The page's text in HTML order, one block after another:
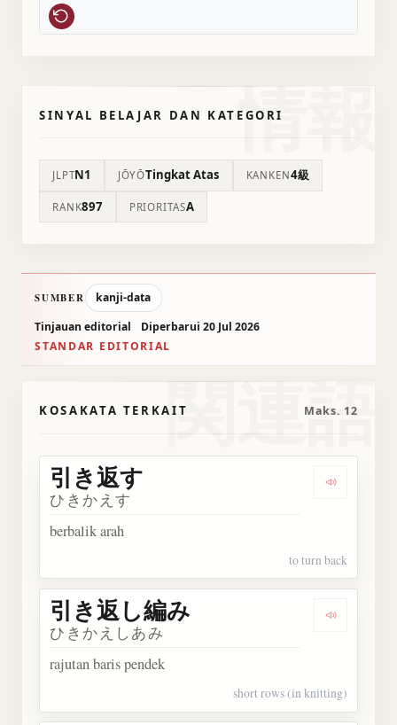
情報
SINYAL BELAJAR DAN KATEGORI
JLPTN1 JŌYŌTingkat Atas KANKEN4級
RANK897 PRIORITASA
SUMBER
kanji-data
Tinjauan editorial
Diperbarui 20 Jul 2026
STANDAR EDITORIAL
関連語
KOSAKATA TERKAIT Maks. 12
引き返す
ひきかえす
berbalik arah
to turn back
引き返し編み
ひきかえしあみ
rajutan baris pendek
short rows (in knitting)